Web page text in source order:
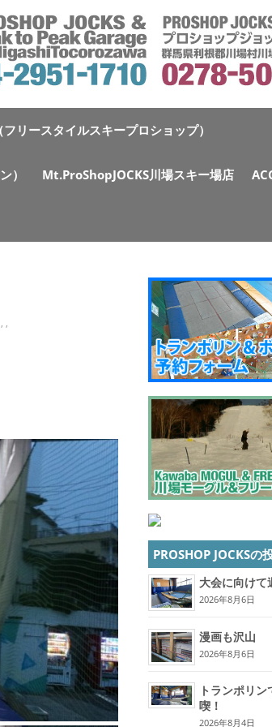
フリースタイルスキープロショップ）
） Mt.ProShopJOCKS川場スキー場店
,,
PROSHOP JOCKSの
大会に向けて
2026年8月6日
漫画も沢山
2026年8月6日
トランポリ
喫！
2026年8月4日